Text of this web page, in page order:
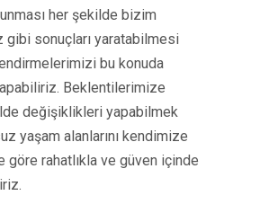
her şekilde bizim
sonuçları yaratabilmesi
bu konuda
Beklentilerimize
değişiklikleri yapabilmek
yaşam alanlarını kendimize
göre rahatlıkla ve güven içinde